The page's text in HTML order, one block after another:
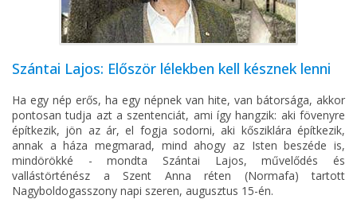
Szántai Lajos: Először lélekben kell késznek lenni
Ha egy nép erős, ha egy népnek van hite, van bátorsága, akkor
pontosan tudja azt a szentenciát, ami így hangzik: aki fövenyre
építkezik, jön az ár, el fogja sodorni, aki kősziklára építkezik,
annak a háza megmarad, mind ahogy az Isten beszéde is,
mindörökké - mondta Szántai Lajos, művelődés és
vallástörténész a Szent Anna réten (Normafa) tartott
Nagyboldogasszony napi szeren, augusztus 15-én.